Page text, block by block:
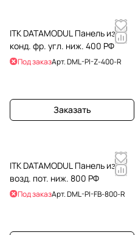
ITK DATAMODUL Панель изол.
конд. фр. угл. ниж. 400 РФ
Под заказАрт.DML-PI-Z-400-R
Заказать
ITK DATAMODUL Панель изол.
возд. пот. ниж. 800 РФ
Под заказАрт.DML-PI-FB-800-R